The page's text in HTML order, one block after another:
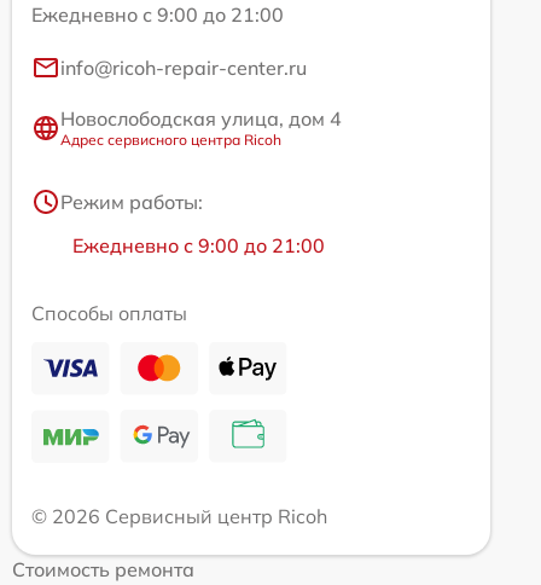
Ежедневно с 9:00 до 21:00
info@ricoh-repair-center.ru
Новослободская улица, дом 4
Адрес сервисного центра Ricoh
Режим работы:
Ежедневно с 9:00 до 21:00
Способы оплаты
© 2026 Сервисный центр Ricoh
Стоимость ремонта